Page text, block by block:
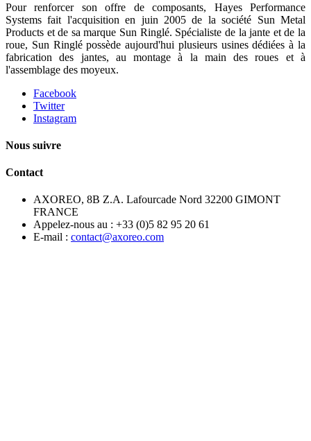
Pour renforcer son offre de composants, Hayes Performance
Systems fait l'acquisition en juin 2005 de la société Sun Metal
Products et de sa marque Sun Ringlé. Spécialiste de la jante et de la
roue, Sun Ringlé possède aujourd'hui plusieurs usines dédiées à la
fabrication des jantes, au montage à la main des roues et à
l'assemblage des moyeux.
Facebook
Twitter
Instagram
Nous suivre
Contact
AXOREO, 8B Z.A. Lafourcade Nord 32200 GIMONT
FRANCE
Appelez-nous au : +33 (0)5 82 95 20 61
E-mail : contact@axoreo.com